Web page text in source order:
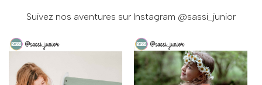
Suivez nos aventures sur Instagram @sassi_junior